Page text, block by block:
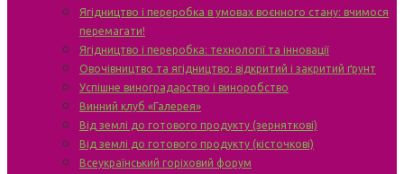
Ягідництво і переробка в умовах воєнного стану: вчимося
перемагати!
Ягідництво і переробка: технології та інновації
Овочівництво та ягідництво: відкритий і закритий ґрунт
Успішне виноградарство і виноробство
Винний клуб «Галерея»
Від землі до готового продукту (зерняткові)
Від землі до готового продукту (кісточкові)
Всеукраїнський горіховий форум